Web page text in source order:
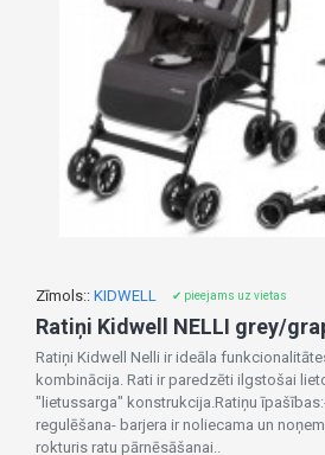
Zīmols:: KIDWELL ✔ pieejams uz vietas
Ratiņi Kidwell NELLI grey/
Ratiņi Kidwell Nelli ir ideāla
kombinācija. Rati ir paredzēti ilgstošai
"lietussarga" konstrukcija.Ratiņu
regulēšana- barjera ir noliecama un
rokturis ratu pārnēsāšanai..